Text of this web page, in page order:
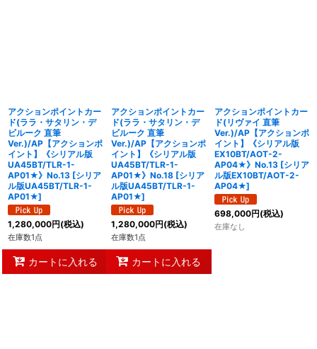
アクションポイントカー
ド(ララ・サタリン・デ
ビルーク 直筆
Ver.)/AP【アクションポ
イント】《シリアル版
UA45BT/TLR-1-
AP01★》No.13 [シリア
ル版UA45BT/TLR-1-
AP01★]
1,280,000円(税込)
在庫数1点
カートに入れる
アクションポイントカー
ド(ララ・サタリン・デ
ビルーク 直筆
Ver.)/AP【アクションポ
イント】《シリアル版
UA45BT/TLR-1-
AP01★》No.18 [シリア
ル版UA45BT/TLR-1-
AP01★]
1,280,000円(税込)
在庫数1点
カートに入れる
アクションポイントカー
ド(リヴァイ 直筆
Ver.)/AP【アクションポ
イント】《シリアル版
EX10BT/AOT-2-
AP04★》No.13 [シリア
ル版EX10BT/AOT-2-
AP04★]
698,000円(税込)
在庫なし